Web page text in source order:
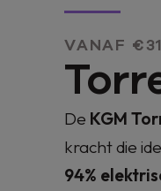
VANAF
De KGM
kracht die
94%